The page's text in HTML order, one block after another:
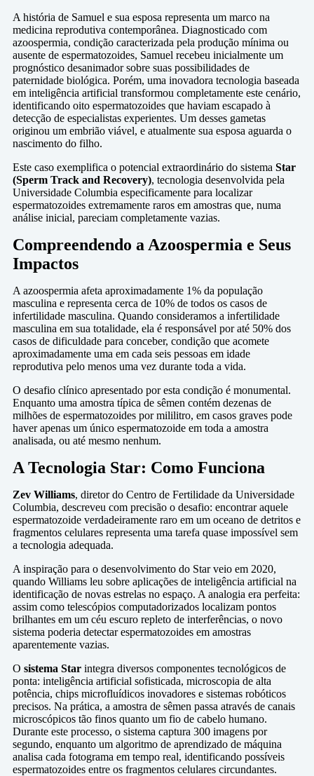
A história de Samuel e sua esposa representa um marco na
medicina reprodutiva contemporânea. Diagnosticado com
azoospermia, condição caracterizada pela produção mínima ou
ausente de espermatozoides, Samuel recebeu inicialmente um
prognóstico desanimador sobre suas possibilidades de
paternidade biológica. Porém, uma inovadora tecnologia baseada
em inteligência artificial transformou completamente este cenário,
identificando oito espermatozoides que haviam escapado à
detecção de especialistas experientes. Um desses gametas
originou um embrião viável, e atualmente sua esposa aguarda o
nascimento do filho.
Este caso exemplifica o potencial extraordinário do sistema Star
(Sperm Track and Recovery), tecnologia desenvolvida pela
Universidade Columbia especificamente para localizar
espermatozoides extremamente raros em amostras que, numa
análise inicial, pareciam completamente vazias.
Compreendendo a Azoospermia e Seus
Impactos
A azoospermia afeta aproximadamente 1% da população
masculina e representa cerca de 10% de todos os casos de
infertilidade masculina. Quando consideramos a infertilidade
masculina em sua totalidade, ela é responsável por até 50% dos
casos de dificuldade para conceber, condição que acomete
aproximadamente uma em cada seis pessoas em idade
reprodutiva pelo menos uma vez durante toda a vida.
O desafio clínico apresentado por esta condição é monumental.
Enquanto uma amostra típica de sêmen contém dezenas de
milhões de espermatozoides por mililitro, em casos graves pode
haver apenas um único espermatozoide em toda a amostra
analisada, ou até mesmo nenhum.
A Tecnologia Star: Como Funciona
Zev Williams, diretor do Centro de Fertilidade da Universidade
Columbia, descreveu com precisão o desafio: encontrar aquele
espermatozoide verdadeiramente raro em um oceano de detritos e
fragmentos celulares representa uma tarefa quase impossível sem
a tecnologia adequada.
A inspiração para o desenvolvimento do Star veio em 2020,
quando Williams leu sobre aplicações de inteligência artificial na
identificação de novas estrelas no espaço. A analogia era perfeita:
assim como telescópios computadorizados localizam pontos
brilhantes em um céu escuro repleto de interferências, o novo
sistema poderia detectar espermatozoides em amostras
aparentemente vazias.
O sistema Star integra diversos componentes tecnológicos de
ponta: inteligência artificial sofisticada, microscopia de alta
potência, chips microfluídicos inovadores e sistemas robóticos
precisos. Na prática, a amostra de sêmen passa através de canais
microscópicos tão finos quanto um fio de cabelo humano.
Durante este processo, o sistema captura 300 imagens por
segundo, enquanto um algoritmo de aprendizado de máquina
analisa cada fotograma em tempo real, identificando possíveis
espermatozoides entre os fragmentos celulares circundantes.